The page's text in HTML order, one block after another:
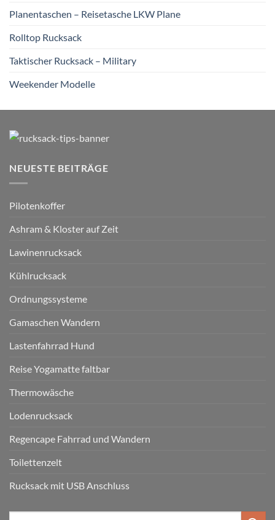
Planentaschen – Reisetasche LKW Plane
Rolltop Rucksack
Taktischer Rucksack – Military
Weekender Modelle
NEUESTE BEITRÄGE
Pilotenkoffer
Ashram & Kloster auf Zeit
Lawinenrucksack
Kühlrucksack
Ordnungssysteme
Gamaschen Wandern
Lastenfahrrad Hund
Reise Yogamatte faltbar
Thermowäsche
Lodenrucksack
Regencape Fahrrad und Wandern
Toilettenzelt
Rucksack mit USB Anschluss